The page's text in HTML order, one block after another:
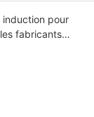
induction pour
fabricants